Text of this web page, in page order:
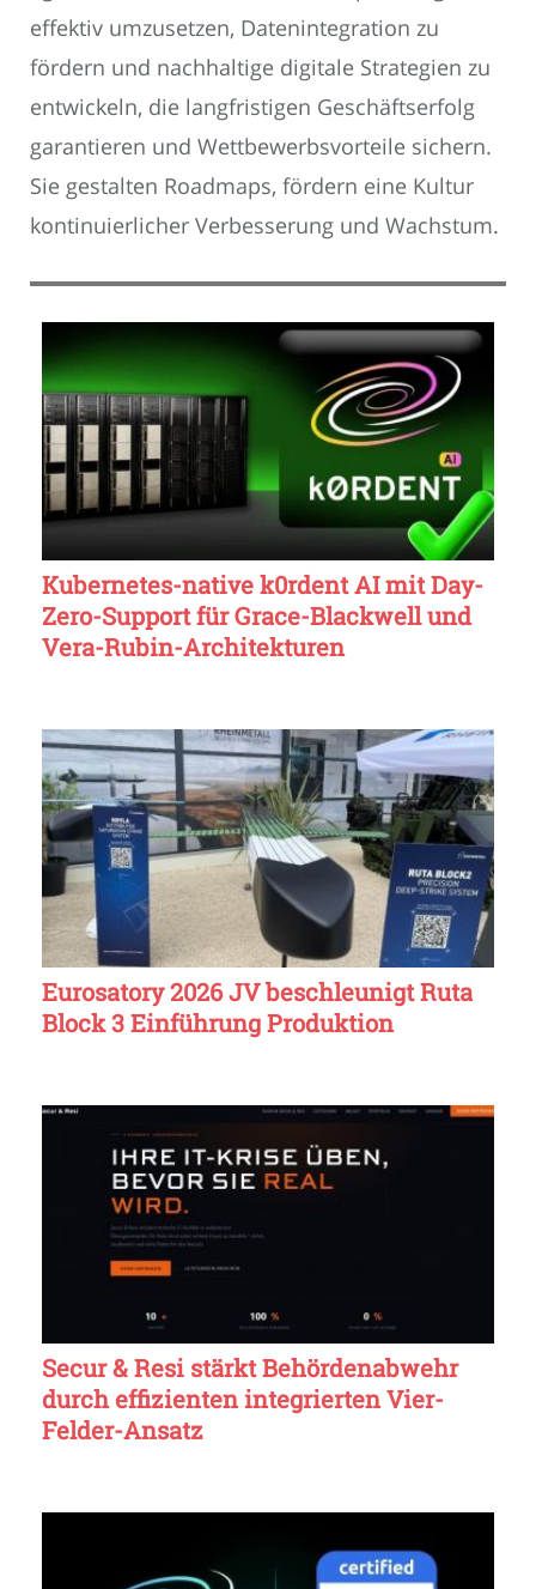
effektiv umzusetzen, Datenintegration zu
fördern und nachhaltige digitale Strategien zu
entwickeln, die langfristigen Geschäftserfolg
garantieren und Wettbewerbsvorteile sichern.
Sie gestalten Roadmaps, fördern eine Kultur
kontinuierlicher Verbesserung und Wachstum.
Kubernetes-native k0rdent AI mit Day-
Zero-Support für Grace-Blackwell und
Vera-Rubin-Architekturen
Eurosatory 2026 JV beschleunigt Ruta
Block 3 Einführung Produktion
Secur & Resi stärkt Behördenabwehr
durch effizienten integrierten Vier-
Felder-Ansatz